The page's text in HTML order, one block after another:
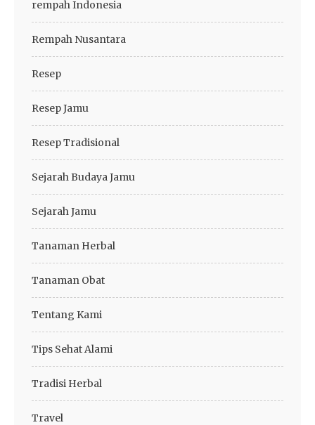
rempah Indonesia
Rempah Nusantara
Resep
Resep Jamu
Resep Tradisional
Sejarah Budaya Jamu
Sejarah Jamu
Tanaman Herbal
Tanaman Obat
Tentang Kami
Tips Sehat Alami
Tradisi Herbal
Travel